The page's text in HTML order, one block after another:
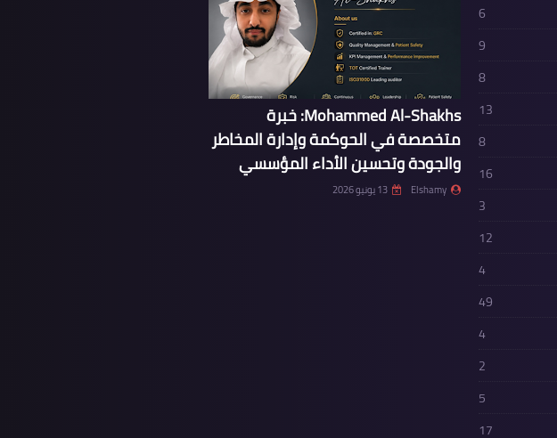
6
9
8
13
8
16
3
12
4
49
4
2
5
17
Mohammed Al-Shakhs: خبرة
متخصصة في الحوكمة وإدارة المخاطر
والجودة وتحسين الأداء المؤسسي
Elshamy 13 يونيو 2026